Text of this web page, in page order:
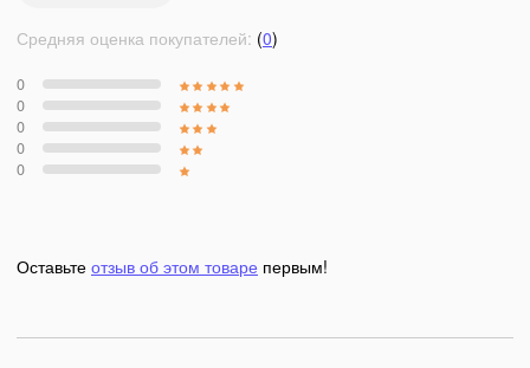
Средняя оценка покупателей: (0)
0
0
0
0
0
Оставьте отзыв об этом товаре первым!